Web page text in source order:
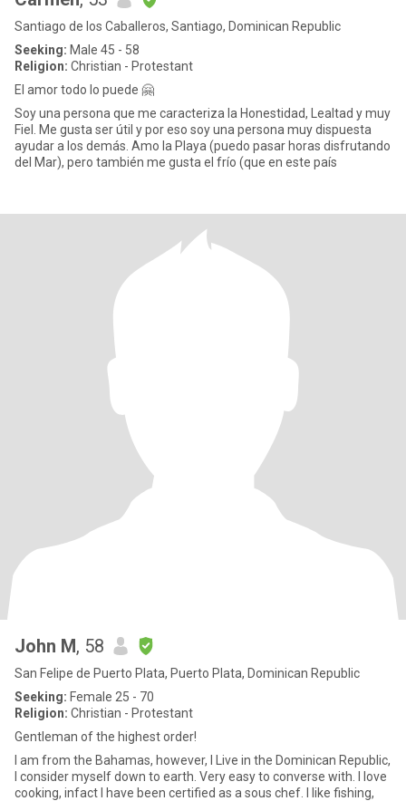
Santiago de los Caballeros, Santiago, Dominican Republic
Seeking: Male 45 - 58
Religion: Christian - Protestant
El amor todo lo puede 🤗
Soy una persona que me caracteriza la Honestidad, Lealtad y muy
Fiel. Me gusta ser útil y por eso soy una persona muy dispuesta
ayudar a los demás. Amo la Playa (puedo pasar horas disfrutando
del Mar), pero también me gusta el frío (que en este país
John M, 58
San Felipe de Puerto Plata, Puerto Plata, Dominican Republic
Seeking: Female 25 - 70
Religion: Christian - Protestant
Gentleman of the highest order!
I am from the Bahamas, however, I Live in the Dominican Republic,
I consider myself down to earth. Very easy to converse with. I love
cooking, infact I have been certified as a sous chef. I like fishing,